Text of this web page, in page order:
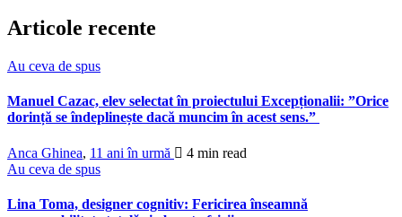
Articole recente
Au ceva de spus
Manuel Cazac, elev selectat în proiectului Excepționalii: ”Orice
dorință se îndeplinește dacă muncim în acest sens.”
Anca Ghinea, 11 ani în urmă 4 min read
Au ceva de spus
Lina Toma, designer cognitiv: Fericirea înseamnă